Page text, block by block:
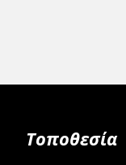
Τοποθεσία